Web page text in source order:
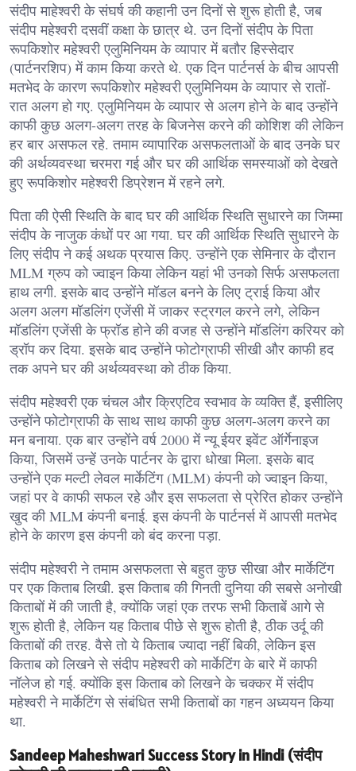
संदीप माहेश्वरी के संघर्ष की कहानी उन दिनों से शुरू होती है, जब
संदीप महेश्वरी दसवीं कक्षा के छात्र थे. उन दिनों संदीप के पिता
रूपकिशोर महेश्वरी एलुमिनियम के व्यापार में बतौर हिस्सेदार
(पार्टनरशिप) में काम किया करते थे. एक दिन पार्टनर्स के बीच आपसी
मतभेद के कारण रूपकिशोर महेश्वरी एलुमिनियम के व्यापार से रातों-
रात अलग हो गए. एलुमिनियम के व्यापार से अलग होने के बाद उन्होंने
काफी कुछ अलग-अलग तरह के बिजनेस करने की कोशिश की लेकिन
हर बार असफल रहे. तमाम व्यापारिक असफलताओं के बाद उनके घर
की अर्थव्यवस्था चरमरा गई और घर की आर्थिक समस्याओं को देखते
हुए रूपकिशोर महेश्वरी डिप्रेशन में रहने लगे.
पिता की ऐसी स्थिति के बाद घर की आर्थिक स्थिति सुधारने का जिम्मा
संदीप के नाजुक कंधों पर आ गया. घर की आर्थिक स्थिति सुधारने के
लिए संदीप ने कई अथक प्रयास किए. उन्होंने एक सेमिनार के दौरान
MLM ग्रुप को ज्वाइन किया लेकिन यहां भी उनको सिर्फ असफलता
हाथ लगी. इसके बाद उन्होंने मॉडल बनने के लिए ट्राई किया और
अलग अलग मॉडलिंग एजेंसी में जाकर स्ट्रगल करने लगे, लेकिन
मॉडलिंग एजेंसी के फ्रॉड होने की वजह से उन्होंने मॉडलिंग करियर को
ड्रॉप कर दिया. इसके बाद उन्होंने फोटोग्राफी सीखी और काफी हद
तक अपने घर की अर्थव्यवस्था को ठीक किया.
संदीप महेश्वरी एक चंचल और क्रिएटिव स्वभाव के व्यक्ति हैं, इसीलिए
उन्होंने फोटोग्राफी के साथ साथ काफी कुछ अलग-अलग करने का
मन बनाया. एक बार उन्होंने वर्ष 2000 में न्यू ईयर इवेंट ऑर्गेनाइज
किया, जिसमें उन्हें उनके पार्टनर के द्वारा धोखा मिला. इसके बाद
उन्होंने एक मल्टी लेवल मार्केटिंग (MLM) कंपनी को ज्वाइन किया,
जहां पर वे काफी सफल रहे और इस सफलता से प्रेरित होकर उन्होंने
खुद की MLM कंपनी बनाई. इस कंपनी के पार्टनर्स में आपसी मतभेद
होने के कारण इस कंपनी को बंद करना पड़ा.
संदीप महेश्वरी ने तमाम असफलता से बहुत कुछ सीखा और मार्केटिंग
पर एक किताब लिखी. इस किताब की गिनती दुनिया की सबसे अनोखी
किताबों में की जाती है, क्योंकि जहां एक तरफ सभी किताबें आगे से
शुरू होती है, लेकिन यह किताब पीछे से शुरू होती है, ठीक उर्दू की
किताबों की तरह. वैसे तो ये किताब ज्यादा नहीं बिकी, लेकिन इस
किताब को लिखने से संदीप महेश्वरी को मार्केटिंग के बारे में काफी
नॉलेज हो गई. क्योंकि इस किताब को लिखने के चक्कर में संदीप
महेश्वरी ने मार्केटिंग से संबंधित सभी किताबों का गहन अध्ययन किया
था.
Sandeep Maheshwari Success Story in Hindi (संदीप